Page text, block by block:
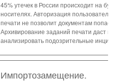
45% утечек в России происходит на
носителях. Авторизация пользователей
печати не позволит документам попасть
Архивирование заданий печати даст
анализировать подозрительные
Импортозамещение.